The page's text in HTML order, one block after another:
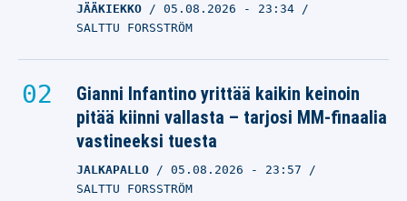
JÄÄKIEKKO 05.08.2026 - 23:34
SALTTU FORSSTRÖM
Gianni Infantino yrittää kaikin keinoin
pitää kiinni vallasta – tarjosi MM-finaalia
vastineeksi tuesta
JALKAPALLO 05.08.2026 - 23:57
SALTTU FORSSTRÖM